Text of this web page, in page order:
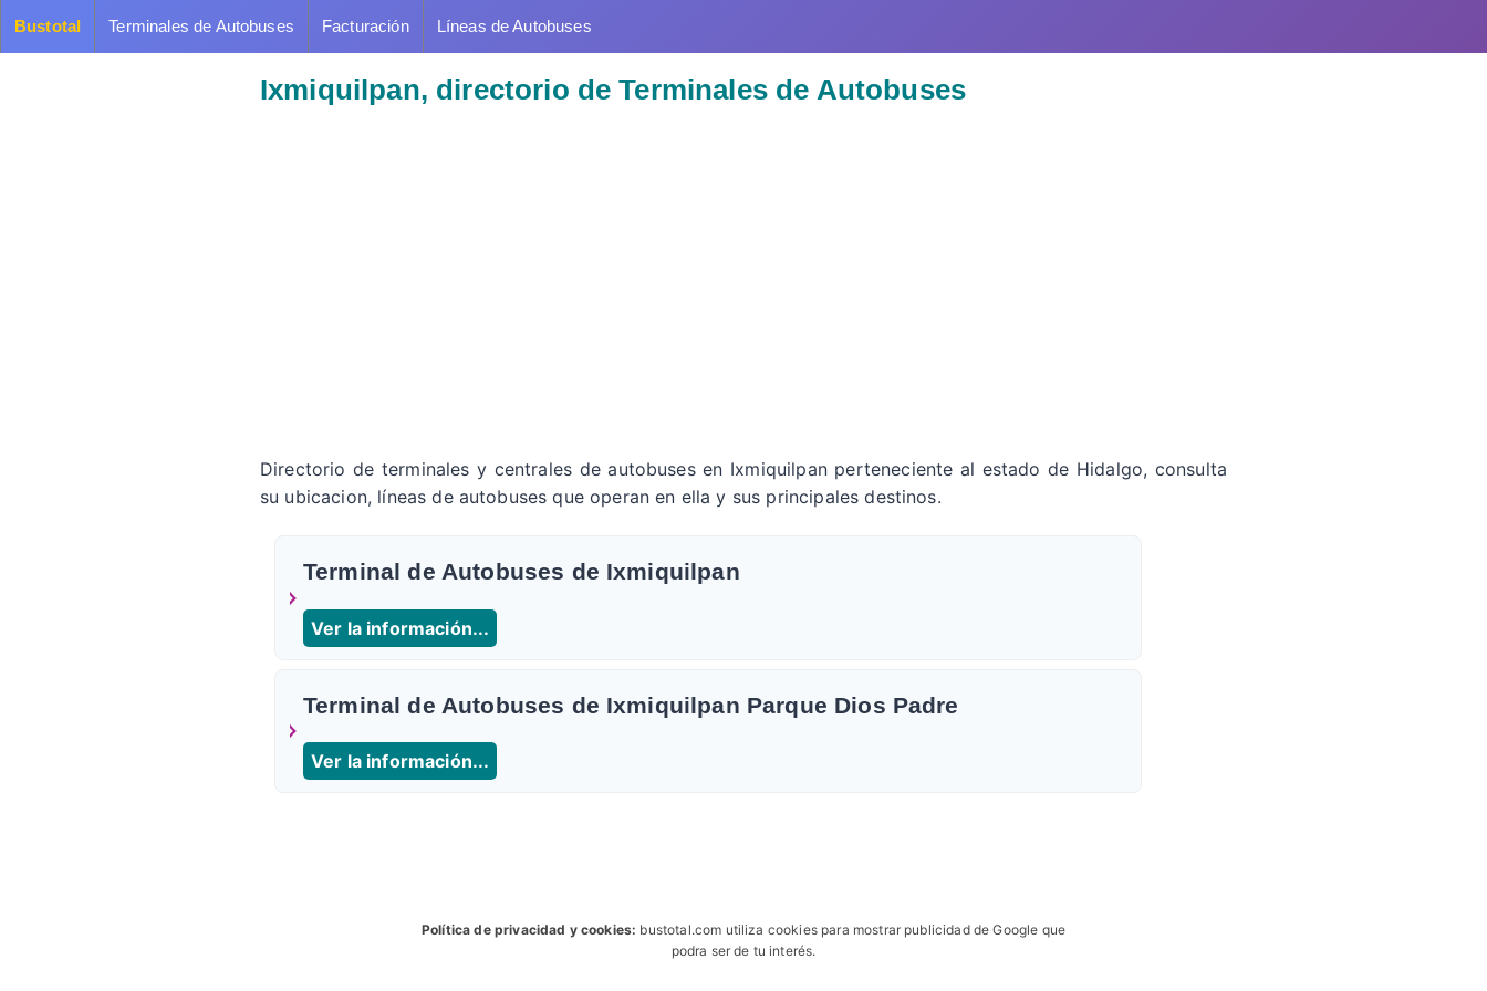
Bustotal Terminales de Autobuses Facturación Líneas de Autobuses
Ixmiquilpan, directorio de Terminales de Autobuses
Directorio de terminales y centrales de autobuses en Ixmiquilpan perteneciente al estado de Hidalgo, consulta
su ubicacion, líneas de autobuses que operan en ella y sus principales destinos.
Terminal de Autobuses de Ixmiquilpan
Ver la información...
Terminal de Autobuses de Ixmiquilpan Parque Dios Padre
Ver la información...
Política de privacidad y cookies: bustotal.com utiliza cookies para mostrar publicidad de Google que
podra ser de tu interés.